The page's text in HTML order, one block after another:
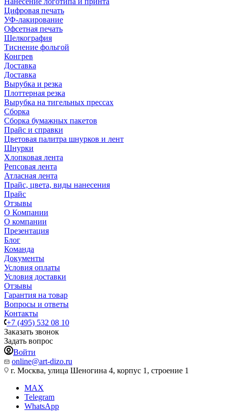
Цифровая печать
УФ-лакирование
Офсетная печать
Шелкография
Тиснение фольгой
Конгрев
Доставка
Доставка
Вырубка и резка
Плоттерная резка
Вырубка на тигельных прессах
Сборка
Сборка бумажных пакетов
Прайс и справки
Цветовая палитра шнурков и лент
Шнурки
Хлопковая лента
Репсовая лента
Атласная лента
Прайс, цвета, виды нанесения
Прайс
Отзывы
О Компании
О компании
Презентация
Блог
Команда
Документы
Условия оплаты
Условия доставки
Отзывы
Гарантия на товар
Вопросы и ответы
Контакты
+7 (495) 532 08 10
Заказать звонок
Задать вопрос
Войти
online@art-dizo.ru
г. Москва, улица Шеногина 4, корпус 1, строение 1
MAX
Telegram
WhatsApp